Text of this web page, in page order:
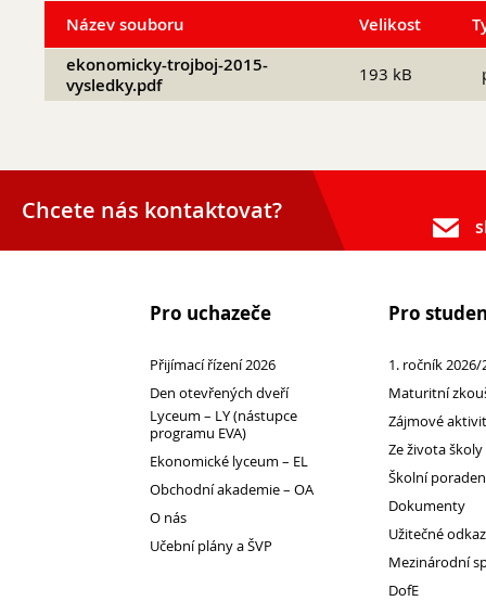
Přijímací řízení 2026
Den otevřených dveří
Lyceum – LY (nástupce programu EVA)
Ekonomické lyceum – EL
Obchodní akademie – OA
Učební plány a ŠVP
Název souboru Velikost
ekonomicky-trojboj-2015-
vysledky.pdf
193 kB
Chcete nás kontaktovat?
Pro uchazeče
Přijímací řízení 2026
Den otevřených dveří
Lyceum – LY (nástupce
programu EVA)
Ekonomické lyceum – EL
Obchodní akademie – OA
O nás
Učební plány a ŠVP
Pro
1. ročník 2026/
Maturitní
Zájmové
Ze života školy
Školní
Dokumenty
Užitečné
Mezinárodní
DofE